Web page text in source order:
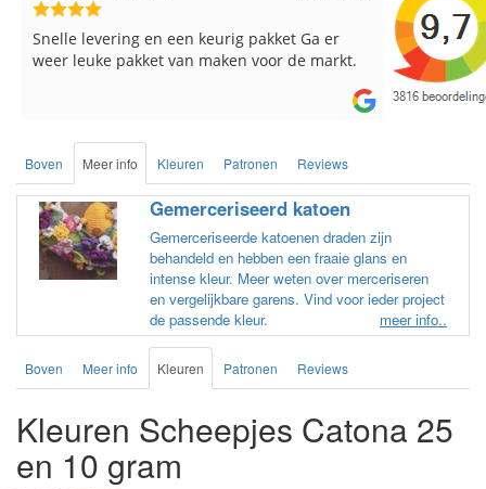
Reeds meerdere keren breigaren en
breinaalden besteld, altijd heel tevreden over
Snelle
Boven Meer info Kleuren Patronen Reviews
Gemerceriseerd katoen
Gemerceriseerde katoenen draden zijn
behandeld en hebben een fraaie glans en
intense kleur. Meer weten over merceriseren
en vergelijkbare garens. Vind voor ieder project
de passende kleur.
meer info..
Boven Meer info Kleuren Patronen Reviews
Kleuren Scheepjes Catona 25
en 10 gram